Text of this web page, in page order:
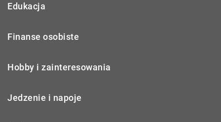
Edukacja
Finanse osobiste
Hobby i zainteresowania
Jedzenie i napoje